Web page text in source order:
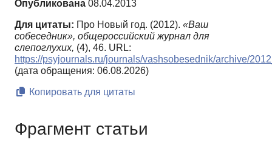
Опубликована 08.04.2013
Для цитаты: Про Новый год. (2012). «Ваш
собеседник», общероссийский журнал для
слепоглухих, (4), 46. URL:
https://psyjournals.ru/journals/vashsobesednik/archive/
(дата обращения: 06.08.2026)
Копировать для цитаты
Фрагмент статьи